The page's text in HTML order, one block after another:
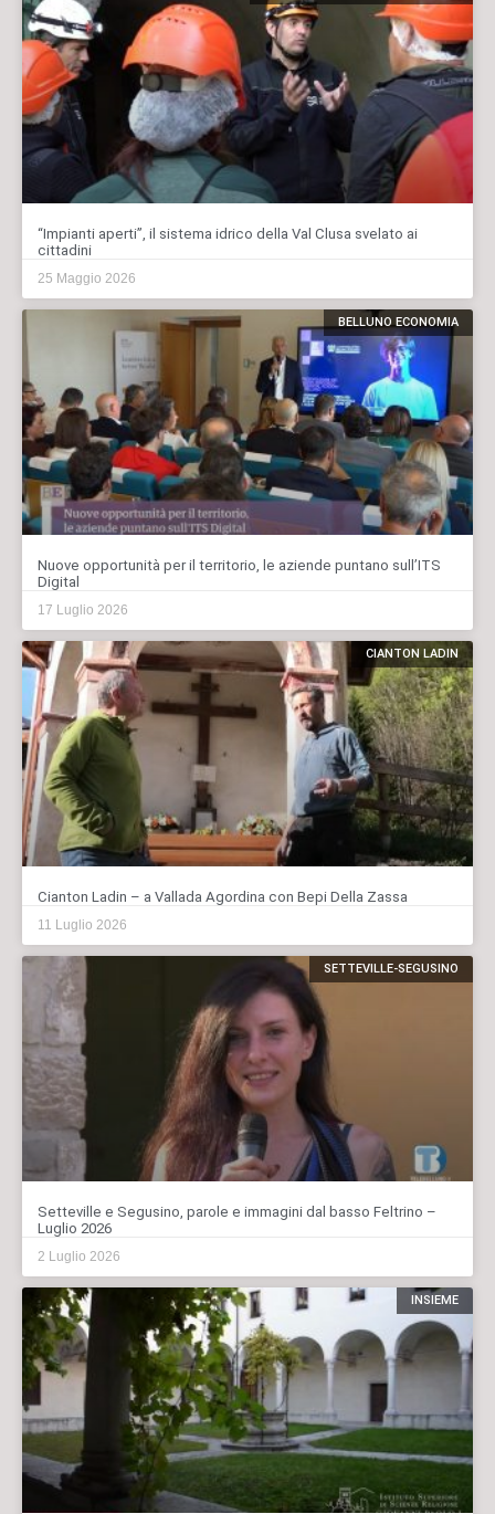
“Impianti aperti”, il sistema idrico della Val Clusa svelato ai
cittadini
25 Maggio 2026
BELLUNO ECONOMIA
Nuove opportunità per il territorio, le aziende puntano sull’ITS
Digital
17 Luglio 2026
CIANTON LADIN
Cianton Ladin – a Vallada Agordina con Bepi Della Zassa
11 Luglio 2026
SETTEVILLE-SEGUSINO
Setteville e Segusino, parole e immagini dal basso Feltrino –
Luglio 2026
2 Luglio 2026
INSIEME